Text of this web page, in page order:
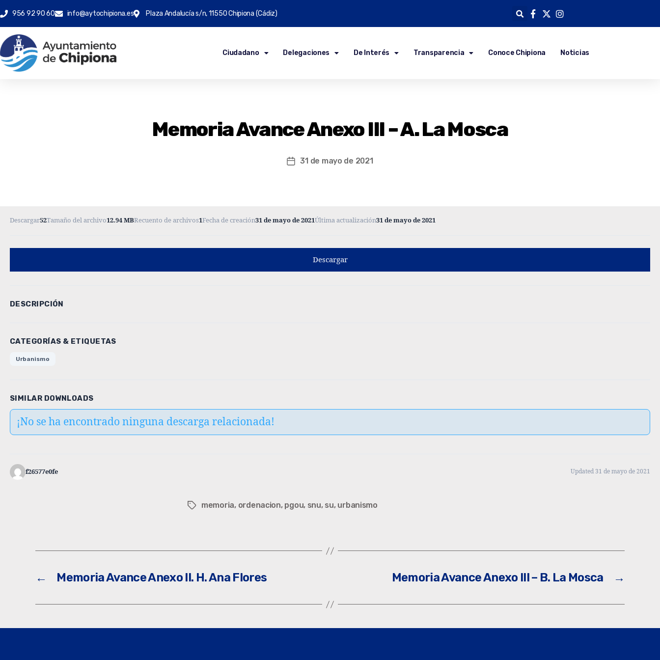
956 92 90 60 info@aytochipiona.es Plaza Andalucía s/n, 11550 Chipiona (Cádiz)
Ciudadano Delegaciones De Interés Transparencia Conoce Chipiona Noticias
Memoria Avance Anexo III – A. La Mosca
31 de mayo de 2021
Descargar52Tamaño del archivo12.94 MBRecuento de archivos1Fecha de creación31 de mayo de 2021Última actualización31 de mayo de 2021
Descargar
DESCRIPCIÓN
CATEGORÍAS & ETIQUETAS
Urbanismo
SIMILAR DOWNLOADS
¡No se ha encontrado ninguna descarga relacionada!
f26577e0fe Updated 31 de mayo de 2021
memoria, ordenacion, pgou, snu, su, urbanismo
← Memoria Avance Anexo II. H. Ana Flores →
Memoria Avance Anexo III – B. La Mosca